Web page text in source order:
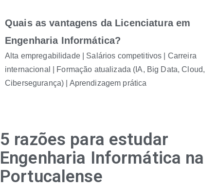
Quais as vantagens da Licenciatura em
Engenharia Informática?
Alta empregabilidade | Salários competitivos | Carreira
internacional | Formação atualizada (IA, Big Data, Cloud,
Cibersegurança) | Aprendizagem prática
5 razões para estudar
Engenharia Informática na
Portucalense